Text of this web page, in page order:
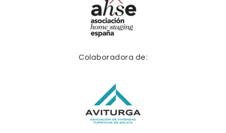
Colaboradora de: